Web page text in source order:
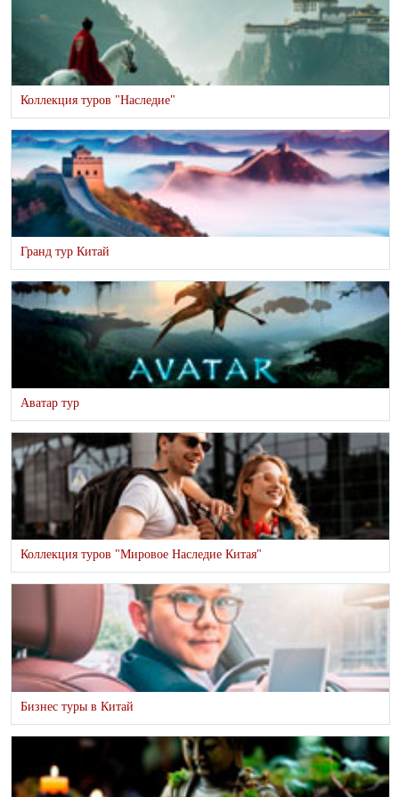
Коллекция туров "Наследие"
Гранд тур Китай
Аватар тур
Коллекция туров "Мировое Наследие Китая"
Бизнес туры в Китай